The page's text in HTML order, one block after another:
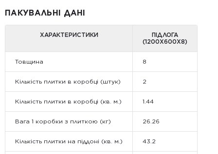
ПАКУВАЛЬНІ ДАНІ
ХАРАКТЕРИСТИКИ
ПІДЛОГА
(1200Х600Х8)
Товщина 8
Кількість плитки в коробці (штук) 2
Кількість плитки в коробці (кв. м.) 1.44
Вага 1 коробки з плиткою (кг) 26.26
Кількість плитки на піддоні (кв. м.) 43.2